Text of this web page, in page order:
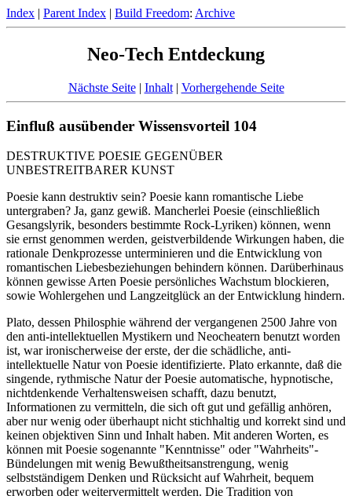
Index | Parent Index | Build Freedom: Archive
Neo-Tech Entdeckung
Nächste Seite| Inhalt| Vorhergehende Seite
Einfluß ausübender Wissensvorteil 104
DESTRUKTIVE POESIE GEGENÜBER
UNBESTREITBARER KUNST
Poesie kann destruktiv sein? Poesie kann romantische Liebe
untergraben? Ja, ganz gewiß. Mancherlei Poesie (einschließlich
Gesangslyrik, besonders bestimmte Rock-Lyriken) können, wenn
sie ernst genommen werden, geistverbildende Wirkungen haben, die
rationale Denkprozesse unterminieren und die Entwicklung von
romantischen Liebesbeziehungen behindern können. Darüberhinaus
können gewisse Arten Poesie persönliches Wachstum blockieren,
sowie Wohlergehen und Langzeitglück an der Entwicklung hindern.
Plato, dessen Philosphie während der vergangenen 2500 Jahre von
den anti-intellektuellen Mystikern und Neocheatern benutzt worden
ist, war ironischerweise der erste, der die schädliche, anti-
intellektuelle Natur von Poesie identifizierte. Plato erkannte, daß die
singende, rythmische Natur der Poesie automatische, hypnotische,
nichtdenkende Verhaltensweisen schafft, dazu benutzt,
Informationen zu vermitteln, die sich oft gut und gefällig anhören,
aber nur wenig oder überhaupt nicht stichhaltig und korrekt sind und
keinen objektiven Sinn und Inhalt haben. Mit anderen Worten, es
können mit Poesie sogenannte "Kenntnisse" oder "Wahrheits"-
Bündelungen mit wenig Bewußtheitsanstrengung, wenig
selbstständigem Denken und Rücksicht auf Wahrheit, bequem
erworben oder weitervermittelt werden. Die Tradition von